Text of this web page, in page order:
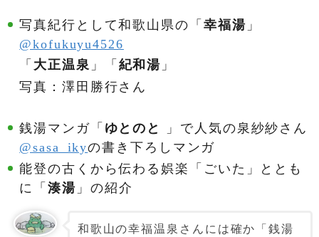
写真紀行として和歌山県の「 幸福湯 」
@kofukuyu4526
「 大正温泉 」「 紀和湯 」
写真：澤田勝行さん
銭湯マンガ「 ゆとのと
」で人気の泉紗紗さん
@sasa_ikyの書き下ろしマンガ
能登の古くから伝わる娯楽「ごいた」ととも
に「 湊湯 」の紹介
和歌山の幸福温泉さんには確か「銭湯